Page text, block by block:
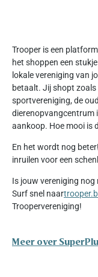
Trooper is een
het shoppen een
lokale vereniging van
betaalt. Jij shopt zoals
sportvereniging, de
dierenopvangcentrum
aankoop. Hoe mooi is
En het wordt nog
inruilen voor een
Is jouw vereniging nog
Surf snel naar
Troopervereniging!
Meer over